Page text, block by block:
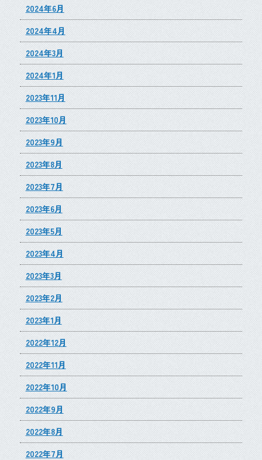
2024年6月
2024年4月
2024年3月
2024年1月
2023年11月
2023年10月
2023年9月
2023年8月
2023年7月
2023年6月
2023年5月
2023年4月
2023年3月
2023年2月
2023年1月
2022年12月
2022年11月
2022年10月
2022年9月
2022年8月
2022年7月